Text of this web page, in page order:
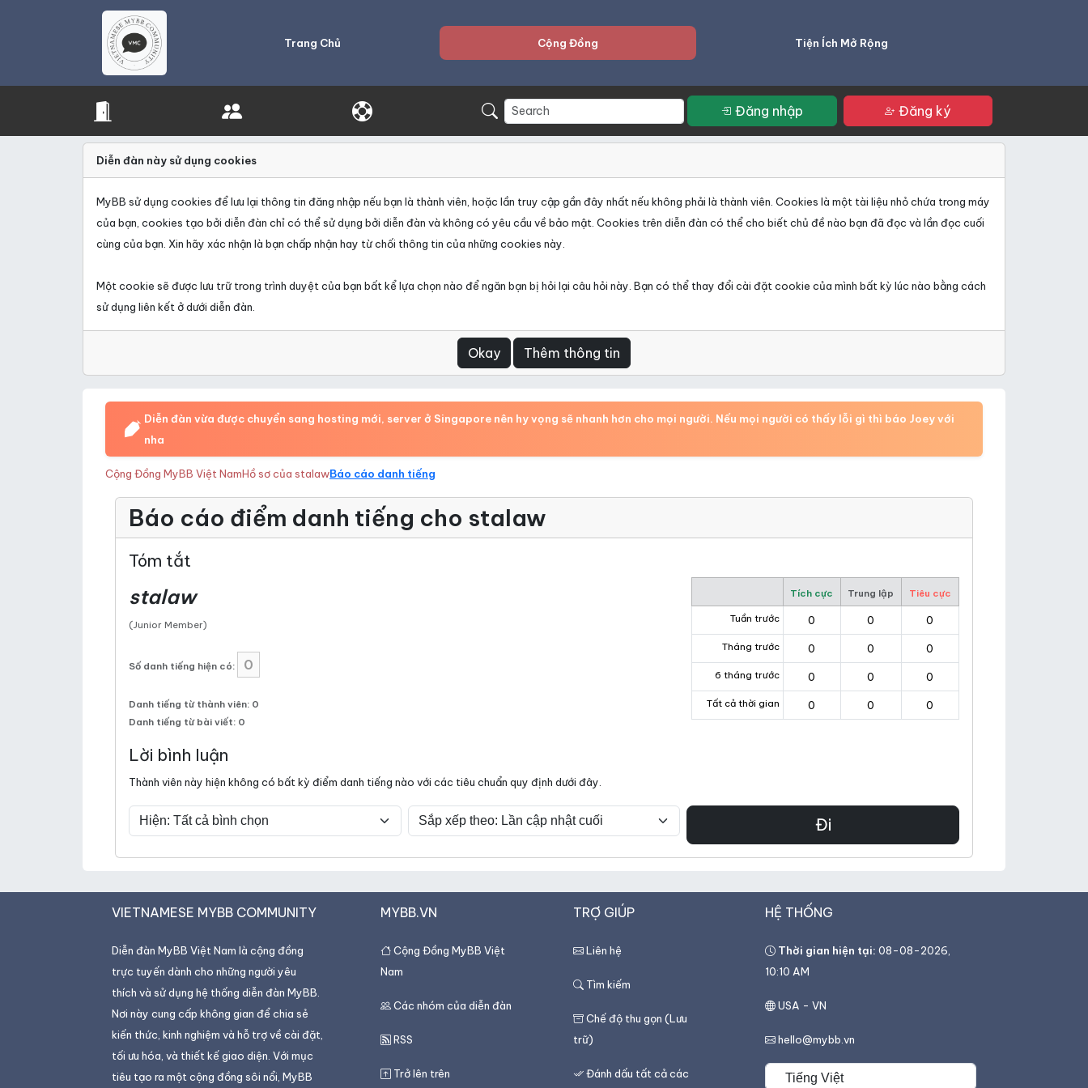
Trang Chủ Cộng Đồng Tiện Ích Mở Rộng
Đăng nhập Đăng ký
Diễn đàn này sử dụng cookies
MyBB sử dụng cookies để lưu lại thông tin đăng nhập nếu bạn là thành viên, hoặc lần truy cập gần đây nhất nếu không phải là thành viên. Cookies là một tài liệu nhỏ chứa trong máy
của bạn, cookies tạo bởi diễn đàn chỉ có thể sử dụng bởi diễn đàn và không có yêu cầu về bảo mật. Cookies trên diễn đàn có thể cho biết chủ đề nào bạn đã đọc và lần đọc cuối
cùng của bạn. Xin hãy xác nhận là bạn chấp nhận hay từ chối thông tin của những cookies này.
Một cookie sẽ được lưu trữ trong trình duyệt của bạn bất kể lựa chọn nào để ngăn bạn bị hỏi lại câu hỏi này. Bạn có thể thay đổi cài đặt cookie của mình bất kỳ lúc nào bằng cách
sử dụng liên kết ở dưới diễn đàn.
Diễn đàn vừa được chuyển sang hosting mới, server ở Singapore nên hy vọng sẽ nhanh hơn cho mọi người. Nếu mọi người có thấy lỗi gì thì báo Joey với
nha
Cộng Đồng MyBB Việt NamHồ sơ của stalawBáo cáo danh tiếng
Báo cáo điểm danh tiếng cho stalaw
Tóm tắt
stalaw
(Junior Member)
Số danh tiếng hiện có: 0
Danh tiếng từ thành viên: 0
Danh tiếng từ bài viết: 0
Tích cực Trung lập Tiêu cực
Tuần trước 0 0 0
Tháng trước 0 0 0
6 tháng trước 0 0 0
Tất cả thời gian 0 0 0
Lời bình luận
Thành viên này hiện không có bất kỳ điểm danh tiếng nào với các tiêu chuẩn quy định dưới đây.
VIETNAMESE MYBB COMMUNITY
Diễn đàn MyBB Việt Nam là cộng đồng
trực tuyến dành cho những người yêu
thích và sử dụng hệ thống diễn đàn MyBB.
Nơi này cung cấp không gian để chia sẻ
kiến thức, kinh nghiệm và hỗ trợ về cài đặt,
tối ưu hóa, và thiết kế giao diện. Với mục
tiêu tạo ra một cộng đồng sôi nổi, MyBB
MYBB.VN
Cộng Đồng MyBB Việt
Nam
Các nhóm của diễn đàn
RSS
Trở lên trên
TRỢ GIÚP
Liên hệ
Tìm kiếm
Chế độ thu gọn (Lưu
trữ)
Đánh dấu tất cả các
HỆ THỐNG
Thời gian hiện tại: 08-08-2026,
10:10 AM
USA - VN
hello@mybb.vn